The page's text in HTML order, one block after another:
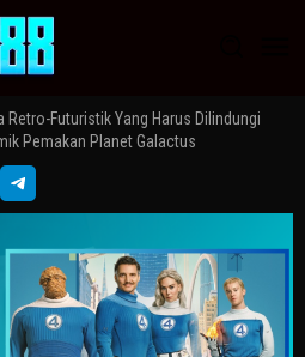
Retro-Futuristik Yang Harus Dilindungi
Pemakan Planet Galactus